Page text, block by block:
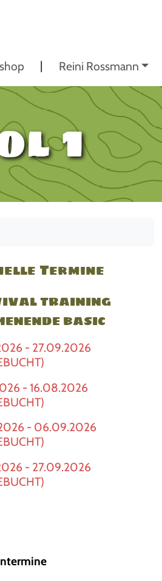
Reini Rossmann
1
Termine
TRAINING
BASIC
- 27.09.2026
- 16.08.2026
- 06.09.2026
- 27.09.2026